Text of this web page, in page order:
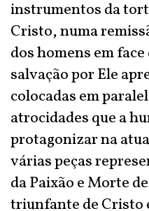
instrumentos da
Cristo, numa
dos homens em
salvação por Ele
colocadas em
atrocidades que a
protagonizar na
várias peças
da Paixão e Morte
triunfante de Cristo